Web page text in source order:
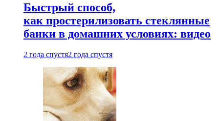
Быстрый способ,
как простерилизовать стеклянные
банки в домашних условиях: видео
2 года спустя2 года спустя